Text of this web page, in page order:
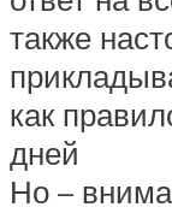
также
как
дней
Но –